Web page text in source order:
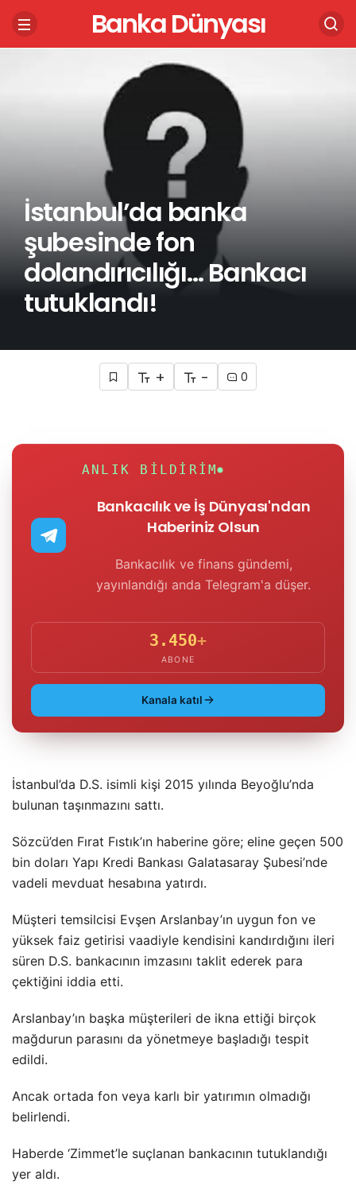
Banka Dünyası
İstanbul’da banka
şubesinde fon
dolandırıcılığı… Bankacı
tutuklandı!
+ - 0
ANLIK BILDIRIM
Bankacılık ve İş Dünyası'ndan
Haberiniz Olsun
Bankacılık ve finans gündemi,
yayınlandığı anda Telegram'a düşer.
3.450+
ABONE
Kanala katıl
İstanbul’da D.S. isimli kişi 2015 yılında Beyoğlu’nda
bulunan taşınmazını sattı.
Sözcü’den Fırat Fıstık’ın haberine göre; eline geçen 500
bin doları Yapı Kredi Bankası Galatasaray Şubesi’nde
vadeli mevduat hesabına yatırdı.
Müşteri temsilcisi Evşen Arslanbay’ın uygun fon ve
yüksek faiz getirisi vaadiyle kendisini kandırdığını ileri
süren D.S. bankacının imzasını taklit ederek para
çektiğini iddia etti.
Arslanbay’ın başka müşterileri de ikna ettiği birçok
mağdurun parasını da yönetmeye başladığı tespit
edildi.
Ancak ortada fon veya karlı bir yatırımın olmadığı
belirlendi.
Haberde ‘Zimmet’le suçlanan bankacının tutuklandığı
yer aldı.